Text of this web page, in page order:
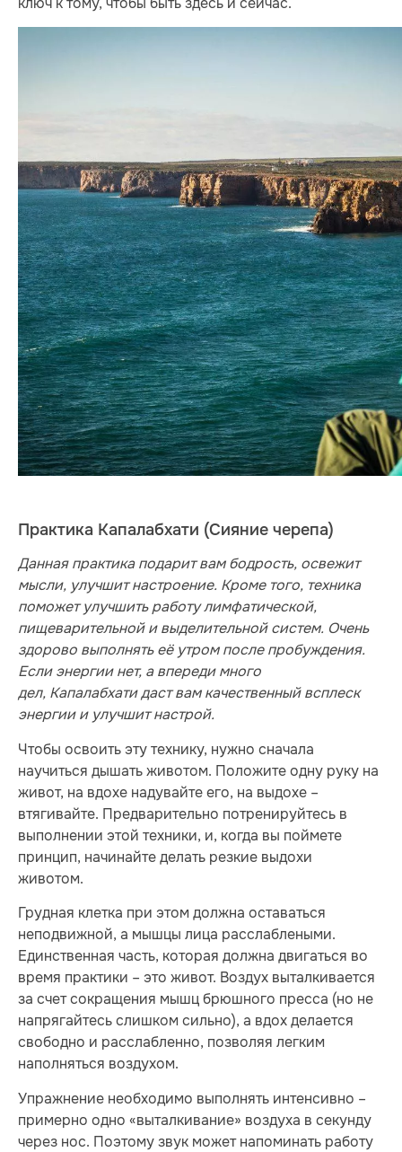
Практика Капалабхати (Сияние черепа)
Данная практика подарит вам бодрость, освежит
мысли, улучшит настроение. Кроме того, техника
поможет улучшить работу лимфатической,
пищеварительной и выделительной систем. Очень
здорово выполнять еёутром после пробуждения.
Если энергии нет, а впереди много
дел, Капалабхатидаст вам качественный всплеск
энергии и улучшит настрой.
Чтобы освоить эту технику, нужно сначала
научиться дышать животом. Положите одну руку на
живот, на вдохе надувайте его, на выдохе –
втягивайте. Предварительно потренируйтесь в
выполнении этой техники, и, когда вы поймете
принцип, начинайте делать резкие выдохи
животом.
Грудная клетка при этом должна оставаться
неподвижной, а мышцы лица расслаблеными.
Единственная часть, которая должна двигаться во
время практики – это живот. Воздух выталкивается
за счет сокращения мышц брюшного пресса (но не
напрягайтесь слишком сильно), а вдох делается
свободно и расслабленно, позволяя легким
наполняться воздухом.
Упражнение необходимо выполнять интенсивно –
примерно одно «выталкивание» воздуха в секунду
через нос. Поэтому звук может напоминать работу